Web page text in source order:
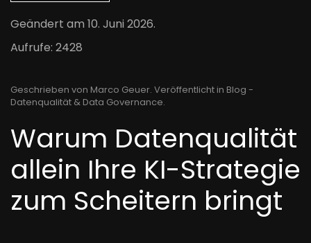
Geändert am 10. Juni 2026.
Aufrufe: 2428
Geschrieben von Marco Geuer. Veröffentlicht in Blog -
Datenqualität & Data Governance.
Warum Datenqualität
allein Ihre KI-Strategie
zum Scheitern bringt